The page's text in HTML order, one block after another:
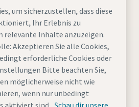
Europe GmbH
um sicherzustellen, dass diese
Ihr Erlebnis zu
relevante Inhalte anzuzeigen.
Akzeptieren Sie alle Cookies,
erforderliche Cookies oder
Bitte beachten Sie,
möglicherweise nicht wie
wenn nur unbedingt